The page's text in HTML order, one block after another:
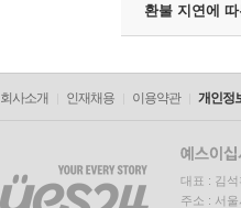
환불 지연에
회사소개 인재채용 이용약관 개인정
대표 : 김
주소 : 서